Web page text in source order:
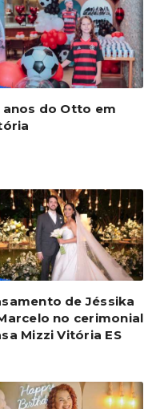
anos do Otto em
de Jéssika
no cerimonial
Mizzi Vitória ES